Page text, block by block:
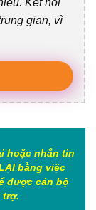
gian, vì
hoặc nhắn tin
bằng việc
được cán bộ
trợ.